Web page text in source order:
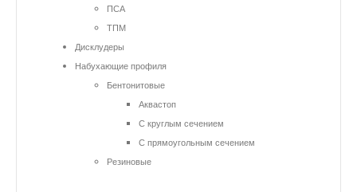
ПСА
ТПМ
Дисклудеры
Набухающие профиля
Бентонитовые
Аквастоп
С круглым сечением
С прямоугольным сечением
Резиновые